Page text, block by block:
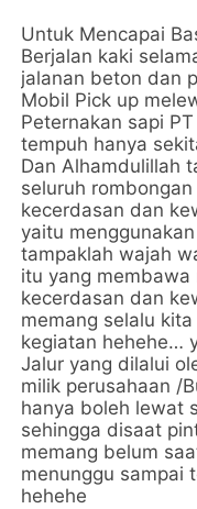
Untuk Mencapai
Berjalan kaki
jalanan beton dan
Mobil Pick up
Peternakan sapi
tempuh hanya
Dan Alhamdulillah
seluruh
kecerdasan dan
yaitu
tampaklah wajah
itu yang membawa
kecerdasan dan
memang selalu
kegiatan hehehe…
Jalur yang dilalui
milik perusahaan /
hanya boleh lewat
sehingga disaat
memang belum
menunggu sampai
hehehe